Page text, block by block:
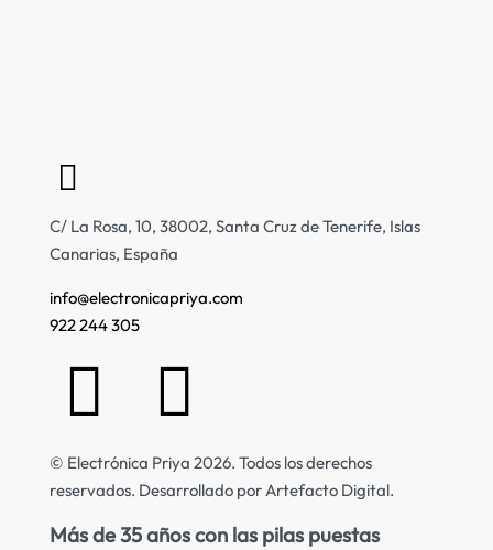
C/ La Rosa, 10, 38002, Santa Cruz de Tenerife, Islas
Canarias, España
info@electronicapriya.com
922 244 305
© Electrónica Priya 2026. Todos los derechos
reservados. Desarrollado por Artefacto Digital.
Más de 35 años con las pilas puestas